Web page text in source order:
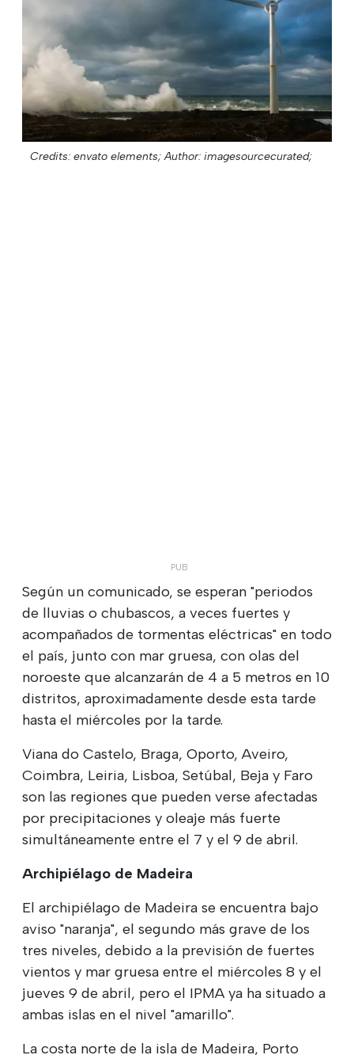
Credits: envato elements; Author: imagesourcecurated;
Según un comunicado, se esperan "periodos
de lluvias o chubascos, a veces fuertes y
acompañados de tormentas eléctricas" en todo
el país, junto con mar gruesa, con olas del
noroeste que alcanzarán de 4 a 5 metros en 10
distritos, aproximadamente desde esta tarde
hasta el miércoles por la tarde.
Viana do Castelo, Braga, Oporto, Aveiro,
Coimbra, Leiria, Lisboa, Setúbal, Beja y Faro
son las regiones que pueden verse afectadas
por precipitaciones y oleaje más fuerte
simultáneamente entre el 7 y el 9 de abril.
Archipiélago de Madeira
El archipiélago de Madeira se encuentra bajo
aviso "naranja", el segundo más grave de los
tres niveles, debido a la previsión de fuertes
vientos y mar gruesa entre el miércoles 8 y el
jueves 9 de abril, pero el IPMA ya ha situado a
ambas islas en el nivel "amarillo".
La costa norte de la isla de Madeira, Porto